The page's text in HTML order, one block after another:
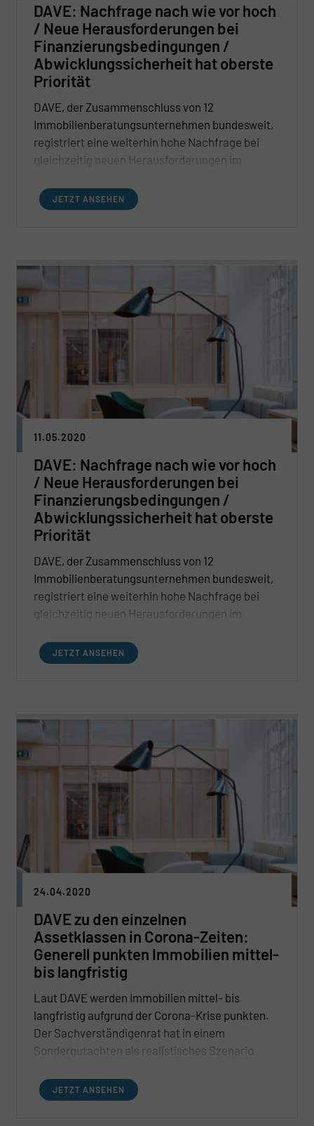
DAVE: Nachfrage nach wie vor hoch
/ Neue Herausforderungen bei
Finanzierungsbedingungen /
Abwicklungssicherheit hat oberste
Priorität
DAVE, der Zusammenschluss von 12
Immobilienberatungsunternehmen bundesweit,
registriert eine weiterhin hohe Nachfrage bei
gleichzeitig neuen Herausforderungen im
JETZT ANSEHEN
11.05.2020
DAVE: Nachfrage nach wie vor hoch
/ Neue Herausforderungen bei
Finanzierungsbedingungen /
Abwicklungssicherheit hat oberste
Priorität
DAVE, der Zusammenschluss von 12
Immobilienberatungsunternehmen bundesweit,
registriert eine weiterhin hohe Nachfrage bei
gleichzeitig neuen Herausforderungen im
JETZT ANSEHEN
24.04.2020
DAVE zu den einzelnen
Assetklassen in Corona-Zeiten:
Generell punkten Immobilien mittel-
bis langfristig
Laut DAVE werden Immobilien mittel- bis
langfristig aufgrund der Corona-Krise punkten.
Der Sachverständigenrat hat in einem
Sondergutachten als realistisches Szenario
dieses Jahres wieder ein Wachstum erwartet
wird und im kommenden Jahr – auch dank
JETZT ANSEHEN